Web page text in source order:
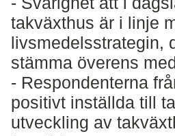
takväxthus är i linje
livsmedelsstrategin,
stämma överens
- Respondenterna
positivt inställda till
utveckling av